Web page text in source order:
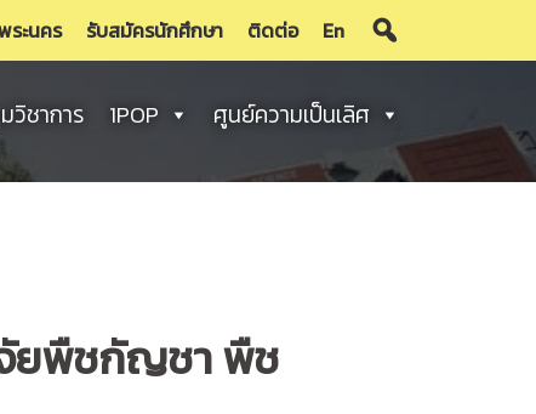
ระนคร รับสมัครนักศึกษา ติดต่อ En
วิชาการ 1POP ศูนย์ความเป็นเลิศ
ยพืชกัญชา พืช